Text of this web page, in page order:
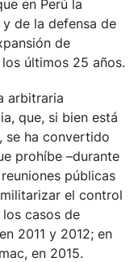
en Perú la
de la defensa de
de
últimos 25 años.
arbitraria
que, si bien está
se ha convertido
prohíbe –durante
públicas
el control
casos de
2011 y 2012; en
en 2015.